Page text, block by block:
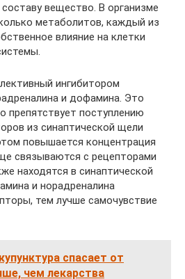
вещество. В организме
метаболитов, каждый из
влияние на клетки
ингибитором
и дофамина. Это
препятствует поступлению
из синаптической щели
повышается концентрация
связываются с рецепторами
находятся в синаптической
и норадреналина
тем лучше самочувствие
спасает от
чем лекарства